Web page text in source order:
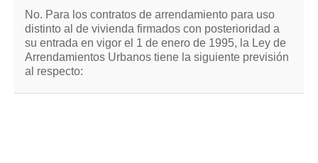
No. Para los contratos de arrendamiento para uso
distinto al de vivienda firmados con posterioridad a
su entrada en vigor el 1 de enero de 1995, la Ley de
Arrendamientos Urbanos tiene la siguiente previsión
al respecto: